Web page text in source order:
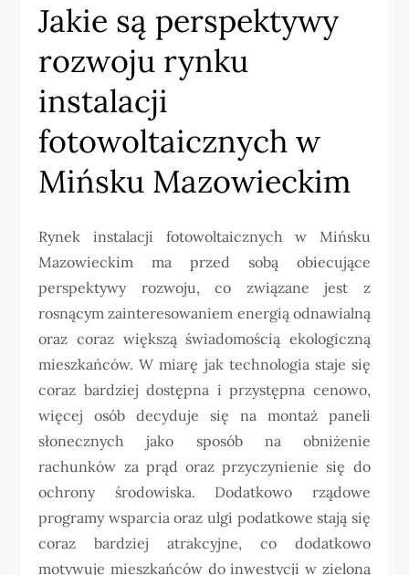
Jakie są perspektywy
rozwoju rynku
instalacji
fotowoltaicznych w
Mińsku Mazowieckim
Rynek instalacji fotowoltaicznych w Mińsku
Mazowieckim ma przed sobą obiecujące
perspektywy rozwoju, co związane jest z
rosnącym zainteresowaniem energią odnawialną
oraz coraz większą świadomością ekologiczną
mieszkańców. W miarę jak technologia staje się
coraz bardziej dostępna i przystępna cenowo,
więcej osób decyduje się na montaż paneli
słonecznych jako sposób na obniżenie
rachunków za prąd oraz przyczynienie się do
ochrony środowiska. Dodatkowo rządowe
programy wsparcia oraz ulgi podatkowe stają się
coraz bardziej atrakcyjne, co dodatkowo
motywuje mieszkańców do inwestycji w zieloną